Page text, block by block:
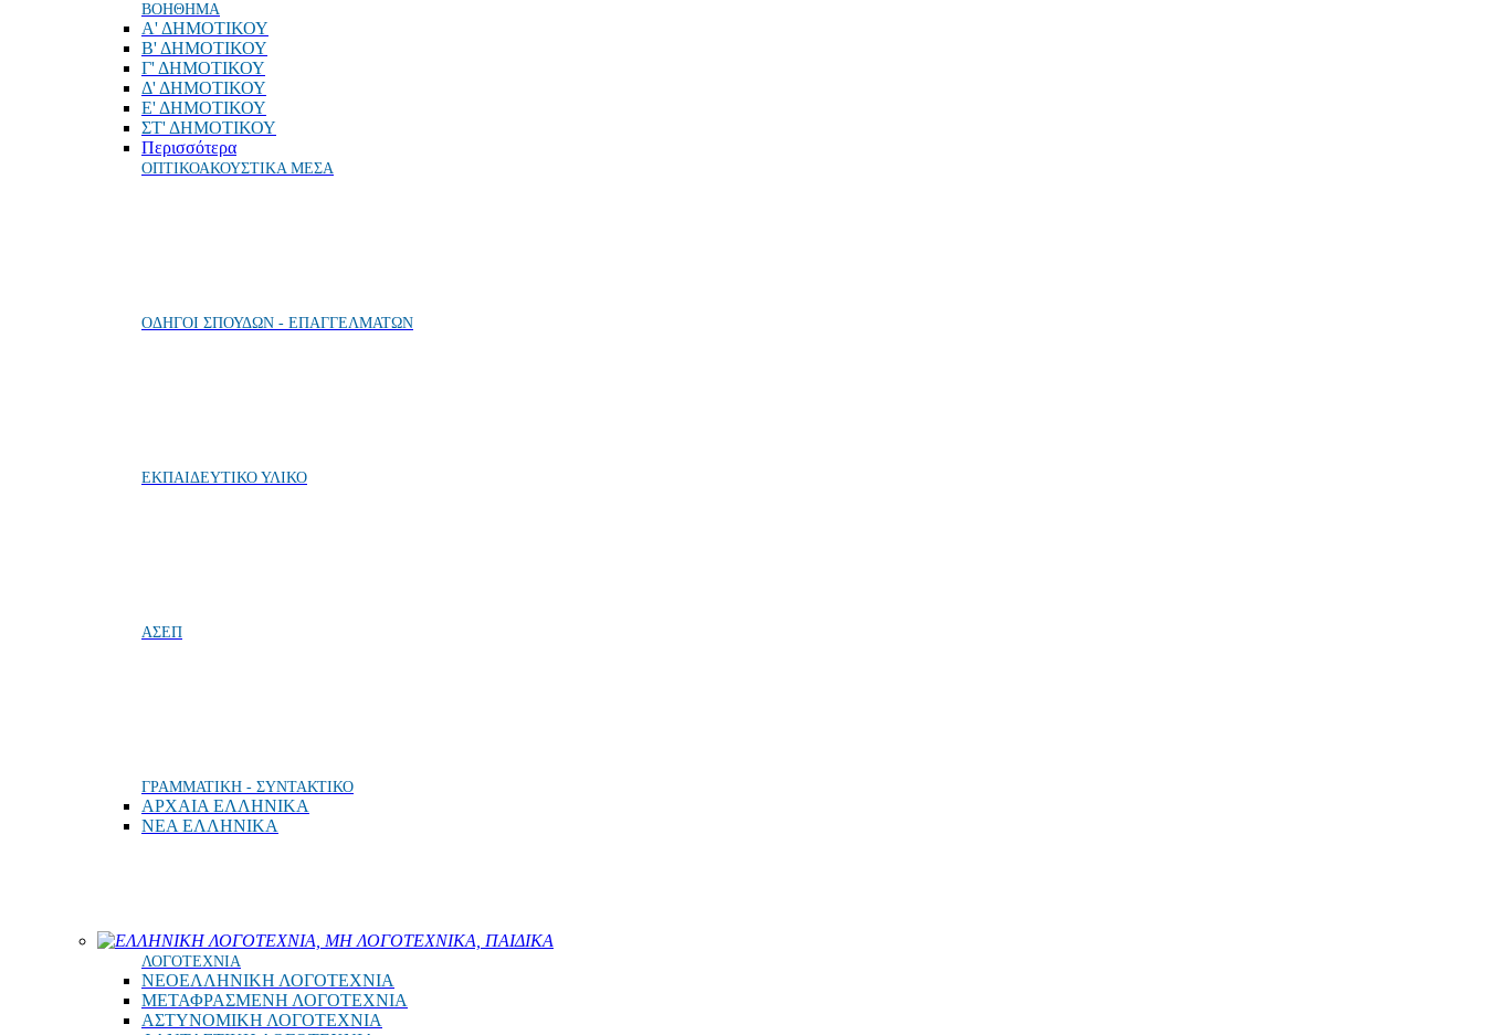
ΒΟΗΘΗΜΑ
Α' ΔΗΜΟΤΙΚΟΥ
Β' ΔΗΜΟΤΙΚΟΥ
Γ' ΔΗΜΟΤΙΚΟΥ
Δ' ΔΗΜΟΤΙΚΟΥ
Ε' ΔΗΜΟΤΙΚΟΥ
ΣΤ' ΔΗΜΟΤΙΚΟΥ
Περισσότερα
ΟΠΤΙΚΟΑΚΟΥΣΤΙΚΑ ΜΕΣΑ
ΟΔΗΓΟΙ ΣΠΟΥΔΩΝ - ΕΠΑΓΓΕΛΜΑΤΩΝ
ΕΚΠΑΙΔΕΥΤΙΚΟ ΥΛΙΚΟ
ΑΣΕΠ
ΓΡΑΜΜΑΤΙΚΗ - ΣΥΝΤΑΚΤΙΚΟ
ΑΡΧΑΙΑ ΕΛΛΗΝΙΚΑ
ΝΕΑ ΕΛΛΗΝΙΚΑ
ΕΛΛΗΝΙΚΗ ΛΟΓΟΤΕΧΝΙΑ, ΜΗ ΛΟΓΟΤΕΧΝΙΚΑ, ΠΑΙΔΙΚΑ
ΛΟΓΟΤΕΧΝΙΑ
ΝΕΟΕΛΛΗΝΙΚΗ ΛΟΓΟΤΕΧΝΙΑ
ΜΕΤΑΦΡΑΣΜΕΝΗ ΛΟΓΟΤΕΧΝΙΑ
ΑΣΤΥΝΟΜΙΚΗ ΛΟΓΟΤΕΧΝΙΑ